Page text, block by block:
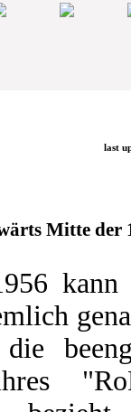
last
Mitte der
kann